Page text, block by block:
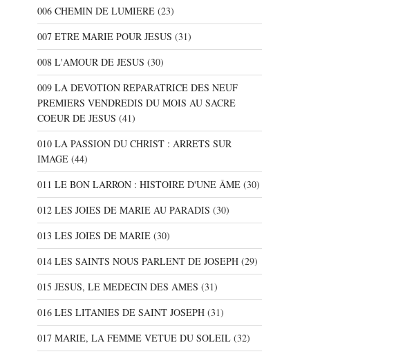
006 CHEMIN DE LUMIERE(23)
007 ETRE MARIE POUR JESUS (31)
008 L'AMOUR DE JESUS (30)
009 LA DEVOTION REPARATRICE DES NEUF
PREMIERS VENDREDIS DU MOIS AU SACRE
COEUR DE JESUS (41)
010 LA PASSION DU CHRIST : ARRETS SUR
IMAGE(44)
011 LE BON LARRON : HISTOIRE D'UNE ÂME(30)
012 LES JOIES DE MARIE AU PARADIS (30)
013 LES JOIES DE MARIE(30)
014 LES SAINTS NOUS PARLENT DE JOSEPH(29)
015 JESUS, LE MEDECIN DES AMES (31)
016 LES LITANIES DE SAINT JOSEPH(31)
017 MARIE, LA FEMME VETUE DU SOLEIL(32)